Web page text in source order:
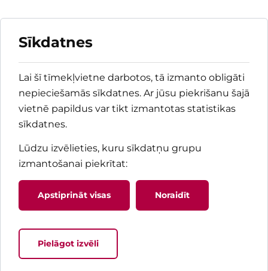
Sīkdatnes
Lai šī tīmekļvietne darbotos, tā izmanto obligāti
nepieciešamās sīkdatnes. Ar jūsu piekrišanu šajā
vietnē papildus var tikt izmantotas statistikas
sīkdatnes.
Lūdzu izvēlieties, kuru sīkdatņu grupu
izmantošanai piekrītat:
Apstiprināt visas Noraidīt
Pielāgot izvēli
Jaunums! Pacienta